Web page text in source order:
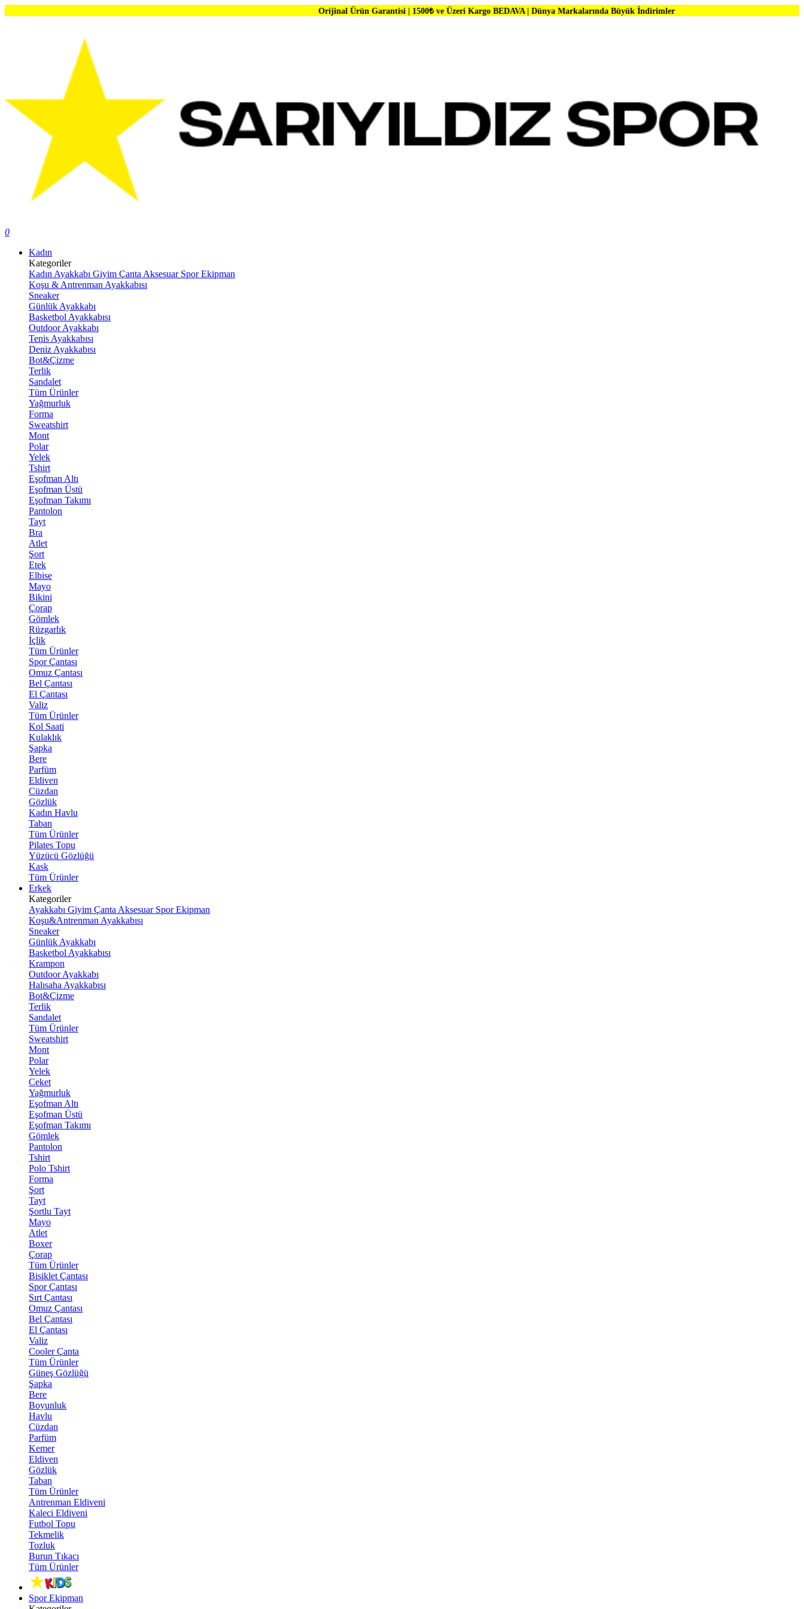
Orijinal Ürün Garantisi | 1500₺ ve Üzeri Kargo BEDAVA | Dünya Markalarında Büyük İndirimler
0
Kadın
Kategoriler
Kadın Ayakkabı Giyim Çanta Aksesuar Spor Ekipman
Koşu & Antrenman Ayakkabısı
Sneaker
Günlük Ayakkabı
Basketbol Ayakkabısı
Outdoor Ayakkabı
Tenis Ayakkabısı
Deniz Ayakkabısı
Bot&Çizme
Terlik
Sandalet
Tüm Ürünler
Yağmurluk
Forma
Sweatshirt
Mont
Polar
Yelek
Tshirt
Eşofman Altı
Eşofman Üstü
Eşofman Takımı
Pantolon
Tayt
Bra
Atlet
Şort
Etek
Elbise
Mayo
Bikini
Çorap
Gömlek
Rüzgarlık
İçlik
Tüm Ürünler
Spor Çantası
Omuz Çantası
Bel Çantası
El Çantası
Valiz
Tüm Ürünler
Kol Saati
Kulaklık
Şapka
Bere
Parfüm
Eldiven
Cüzdan
Gözlük
Kadın Havlu
Taban
Tüm Ürünler
Pilates Topu
Yüzücü Gözlüğü
Kask
Tüm Ürünler
Erkek
Kategoriler
Ayakkabı Giyim Çanta Aksesuar Spor Ekipman
Koşu&Antrenman Ayakkabısı
Sneaker
Günlük Ayakkabı
Basketbol Ayakkabısı
Krampon
Outdoor Ayakkabı
Halısaha Ayakkabısı
Bot&Çizme
Terlik
Sandalet
Tüm Ürünler
Sweatshirt
Mont
Polar
Yelek
Ceket
Yağmurluk
Eşofman Altı
Eşofman Üstü
Eşofman Takımı
Gömlek
Pantolon
Tshirt
Polo Tshirt
Forma
Şort
Tayt
Şortlu Tayt
Mayo
Atlet
Boxer
Çorap
Tüm Ürünler
Bisiklet Çantası
Spor Çantası
Sırt Çantası
Omuz Çantası
Bel Çantası
El Çantası
Valiz
Cooler Çanta
Tüm Ürünler
Güneş Gözlüğü
Şapka
Bere
Boyunluk
Havlu
Cüzdan
Parfüm
Kemer
Eldiven
Gözlük
Taban
Tüm Ürünler
Antrenman Eldiveni
Kaleci Eldiveni
Futbol Topu
Tekmelik
Tozluk
Burun Tıkacı
Tüm Ürünler
Spor Ekipman